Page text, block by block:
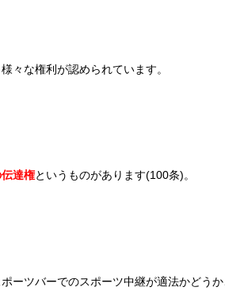
々な権利が認められています。
達権というものがあります(100条)。
ーツバーでのスポーツ中継が適法かどうか